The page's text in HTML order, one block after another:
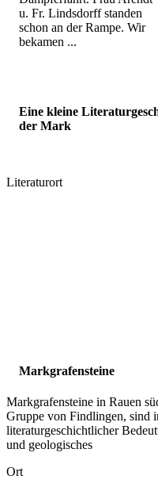
u. Fr. Lindsdorff standen
schon an der Rampe. Wir
bekamen ...
Eine kleine
der Mark
Literaturort
Markgrafensteine
Markgrafensteine in Rauen
Gruppe von Findlingen, sind
literaturgeschichtlicher
und geologisches
Ort